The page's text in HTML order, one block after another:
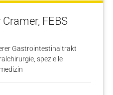
FEBS
Gastrointestinaltrakt
spezielle